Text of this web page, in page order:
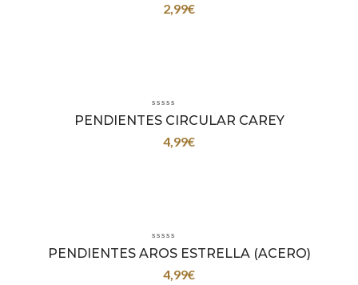
2,99€
PENDIENTES CIRCULAR CAREY
4,99€
PENDIENTES AROS ESTRELLA (ACERO)
4,99€